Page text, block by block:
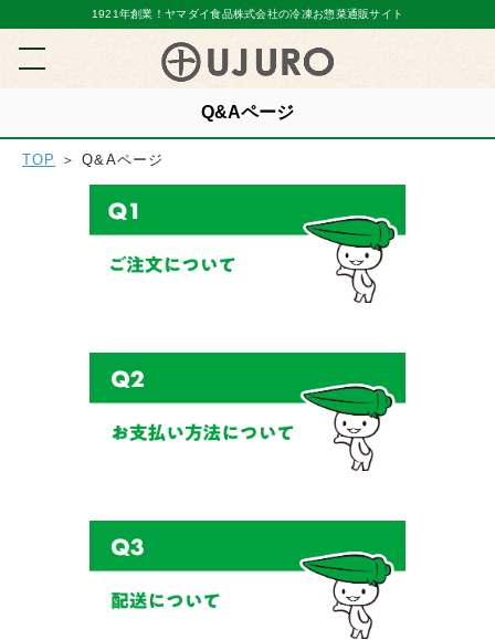
1921年創業！ヤマダイ食品株式会社の冷凍お惣菜通販サイト
Q&Aページ
TOP ＞ Q&Aページ